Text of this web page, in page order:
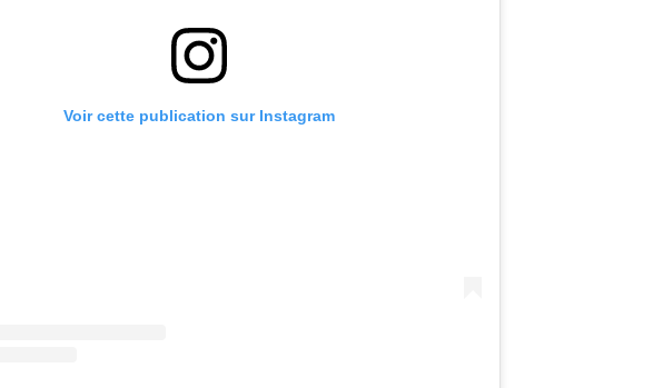
Voir cette publication sur Instagram